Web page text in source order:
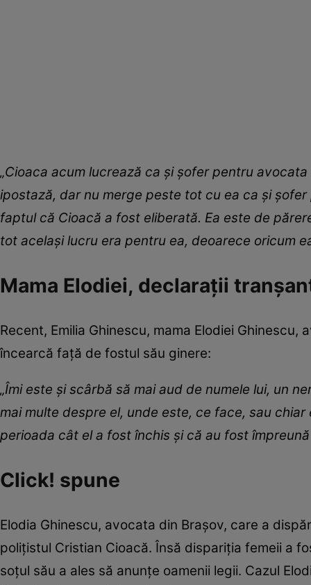
„Cioaca acum lucrează ca și șofer pentru
ipostază, dar nu merge peste tot cu ea ca și
faptul că Cioacă a fost eliberată. Ea este de
tot același lucru era pentru ea, deoarece oricum
Mama Elodiei, declarații
Recent, Emilia Ghinescu, mama Elodiei
încearcă față de fostul său ginere:
„Îmi este și scârbă să mai aud de numele lui, un
mai multe despre el, unde este, ce face, sau
perioada cât el a fost închis și că au fost împreună
Click! spune
Elodia Ghinescu, avocata din Brașov, care a
polițistul Cristian Cioacă. Însă dispariția femeii a
soțul său a ales să anunțe oamenii legii. Cazul